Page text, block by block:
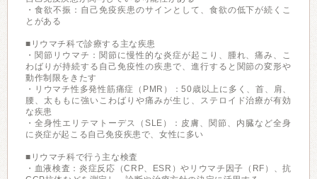
・食欲不振：自己免疫疾患のサインとして、食欲の低下が続くこ
とがある
■リウマチ科で診療する主な疾患
・関節リウマチ：関節に慢性的な炎症が起こり、腫れ、痛み、こ
わばりが持続する自己免疫性の疾患で、進行すると関節の変形や
動作制限をきたす
・リウマチ性多発性筋痛症（PMR）：50歳以上に多く、首、肩、
腰、太ももに強いこわばりや痛みが生じ、ステロイド治療が有効
な疾患
・全身性エリテマトーデス（SLE）：皮膚、関節、内臓など全身
に炎症が起こる自己免疫疾患で、女性に多い
■リウマチ科で行う主な検査
・血液検査：炎症反応（CRP、ESR）やリウマチ因子（RF）、抗